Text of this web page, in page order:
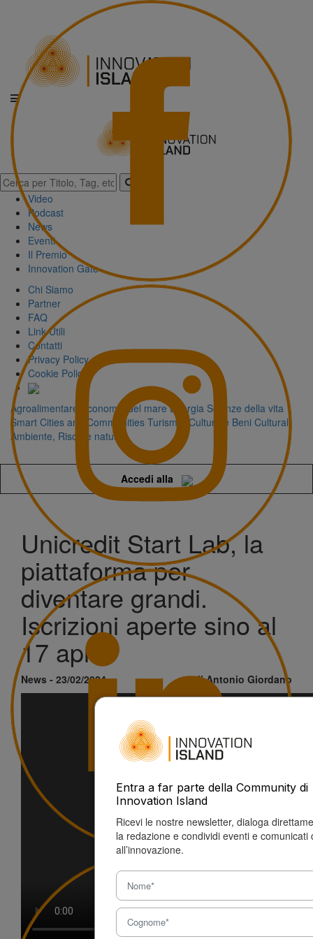
Video
Podcast
News
Eventi
Il Premio
Innovation Gate
Chi Siamo
Partner
FAQ
Link Utili
Contatti
Privacy Policy
Cookie Policy
Agroalimentare Economia del mare Energia Scienze della vita
Smart Cities and Communities Turismo, Cultura e Beni Culturali
Ambiente, Risorse naturali
Accedi alla
Unicredit Start Lab, la
piattaforma per
diventare grandi.
Iscrizioni aperte sino al
17 aprile
News - 23/02/2024 di Antonio Giordano
Entra a far parte della Community di
Innovation Island
Ricevi le nostre newsletter, dialoga
la redazione e condividi eventi e comunicati
all’innovazione.